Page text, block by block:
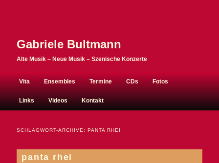
Gabriele Bultmann
Alte Musik – Neue Musik – Szenische Konzerte
Zum Inhalt wechseln
Zum sekundären Inhalt wechseln
Vita Ensembles Termine CDs Fotos
Links Videos Kontakt
SCHLAGWORT-ARCHIVE: PANTA RHEI
panta rhei